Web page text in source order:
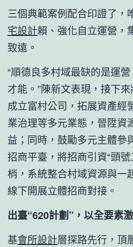
三個典範案例配合印證了，
宅設計賴、強化自立運營，
致遠。
“順德良多村域最缺的是運
才能。”陳新文表現，接下
成立富村公司，拓展資產經
業治理等多元業態，晉陞資
益；同時，鼓勵多元主體參
招商平臺，將招商引資“頭
梢，系統整合村域資源與一
線下開展立體招商對接。
出臺“620計劃”，以全要素
基會所設計層探路先行，頂